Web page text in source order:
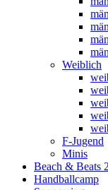
Weiblich
F-Jugend
Minis
Beach & Beats
Handballcamp